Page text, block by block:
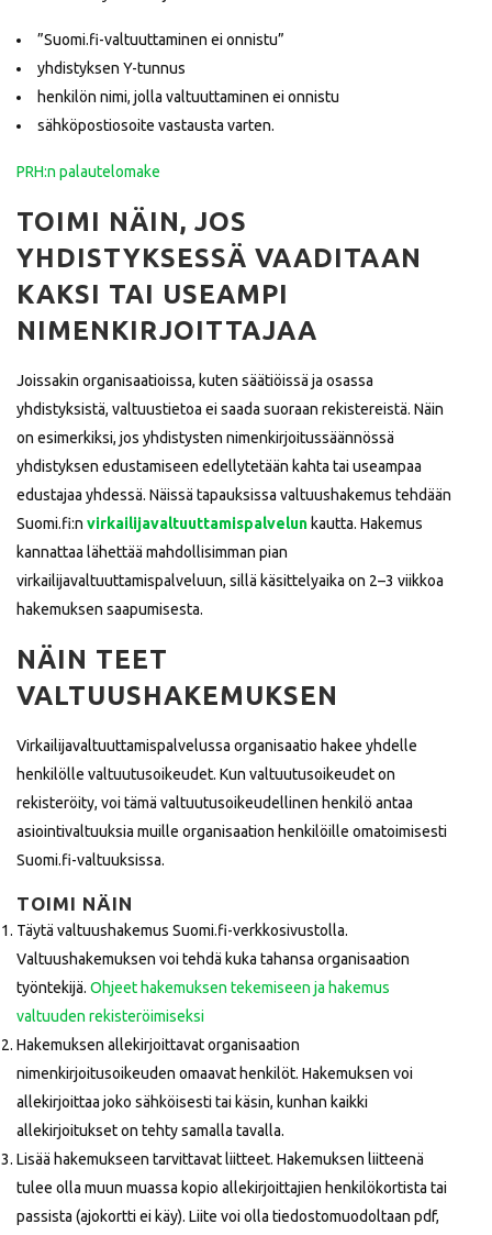
”Suomi.fi-valtuuttaminen ei onnistu”
yhdistyksen Y-tunnus
henkilön nimi, jolla valtuuttaminen ei onnistu
sähköpostiosoite vastausta varten.
PRH:n palautelomake
TOIMI NÄIN, JOS
YHDISTYKSESSÄ VAADITAAN
KAKSI TAI USEAMPI
NIMENKIRJOITTAJAA
Joissakin organisaatioissa, kuten säätiöissä ja osassa
yhdistyksistä, valtuustietoa ei saada suoraan rekistereistä. Näin
on esimerkiksi, jos yhdistysten nimenkirjoitussäännössä
yhdistyksen edustamiseen edellytetään kahta tai useampaa
edustajaa yhdessä. Näissä tapauksissa valtuushakemus tehdään
Suomi.fi:n virkailijavaltuuttamispalvelun kautta. Hakemus
kannattaa lähettää mahdollisimman pian
virkailijavaltuuttamispalveluun, sillä käsittelyaika on 2–3 viikkoa
hakemuksen saapumisesta.
NÄIN TEET
VALTUUSHAKEMUKSEN
Virkailijavaltuuttamispalvelussa organisaatio hakee yhdelle
henkilölle valtuutusoikeudet. Kun valtuutusoikeudet on
rekisteröity, voi tämä valtuutusoikeudellinen henkilö antaa
asiointivaltuuksia muille organisaation henkilöille omatoimisesti
Suomi.fi-valtuuksissa.
TOIMI NÄIN
Täytä valtuushakemus Suomi.fi-verkkosivustolla.
Valtuushakemuksen voi tehdä kuka tahansa organisaation
työntekijä. Ohjeet hakemuksen tekemiseen ja hakemus
valtuuden rekisteröimiseksi
Hakemuksen allekirjoittavat organisaation
nimenkirjoitusoikeuden omaavat henkilöt. Hakemuksen voi
allekirjoittaa joko sähköisesti tai käsin, kunhan kaikki
allekirjoitukset on tehty samalla tavalla.
Lisää hakemukseen tarvittavat liitteet. Hakemuksen liitteenä
tulee olla muun muassa kopio allekirjoittajien henkilökortista tai
passista (ajokortti ei käy). Liite voi olla tiedostomuodoltaan pdf,